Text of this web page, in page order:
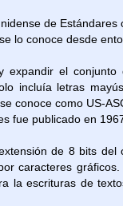
de
lo conoce desde
expandir el
incluía letras
conoce como US-
fue publicado en
de 8 bits
caracteres
la escrituras de